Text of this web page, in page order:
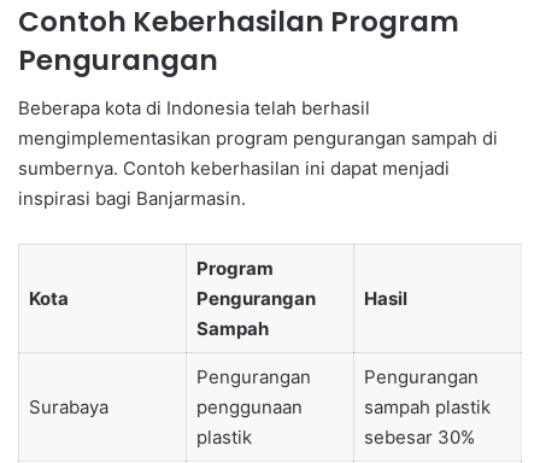
Contoh Keberhasilan Program
Pengurangan
Beberapa kota di Indonesia telah berhasil
mengimplementasikan program pengurangan sampah di
sumbernya. Contoh keberhasilan ini dapat menjadi
inspirasi bagi Banjarmasin.
Kota
Program
Pengurangan
Sampah
Hasil
Surabaya
Pengurangan
penggunaan
plastik
Pengurangan
sampah plastik
sebesar 30%